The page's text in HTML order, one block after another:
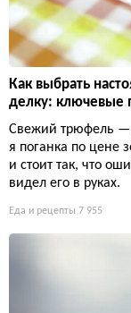
Как выбрать
делку: ключевые
Свежий трюфель —
я поганка по цене
и стоит так, что
видел его в руках.
Еда и рецепты 7 955